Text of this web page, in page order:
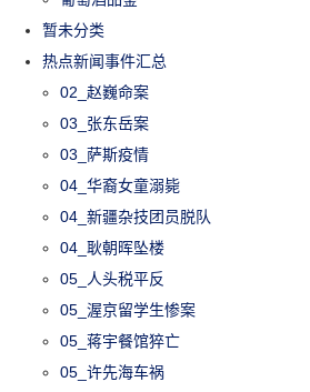
暂未分类
热点新闻事件汇总
02_赵巍命案
03_张东岳案
03_萨斯疫情
04_华裔女童溺毙
04_新疆杂技团员脱队
04_耿朝晖坠楼
05_人头税平反
05_渥京留学生惨案
05_蒋宇餐馆猝亡
05_许先海车祸